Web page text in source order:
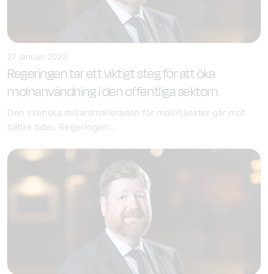
27 januari 2023
Regeringen tar ett viktigt steg för att öka
molnanvändning i den offentliga sektorn
Den svenska miljardmarknaden för molntjänster går mot
bättre tider. Regeringen...